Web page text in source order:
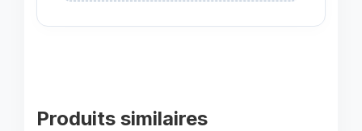
Produits similaires